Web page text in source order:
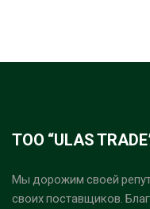
ТОО “ULAS
Мы дорожим своей
своих поставщиков.